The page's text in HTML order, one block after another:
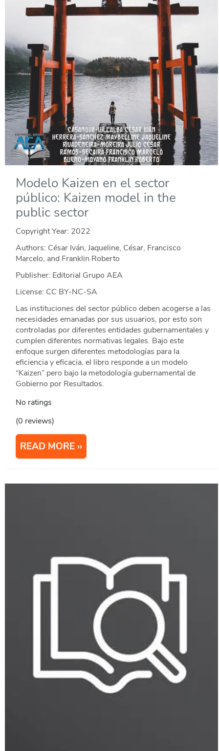
Modelo Kaizen en el sector
público: Kaizen model in the
public sector
Copyright Year: 2022
Authors: César Iván, Jaqueline, César, Francisco
Marcelo, and Franklin Roberto
Publisher: Editorial Grupo AEA
License: CC BY-NC-SA
Las instituciones del sector público deben acogerse a las
necesidades emanadas por sus usuarios, por esto son
controladas por diferentes entidades gubernamentales y
cumplen diferentes normativas legales. Bajo este
enfoque surgen diferentes metodologías para la
eficiencia y eficacia, el libro responde a un modelo
“Kaizen” pero bajo la metodología gubernamental de
Gobierno por Resultados.
No ratings
(0 reviews)
READ MORE